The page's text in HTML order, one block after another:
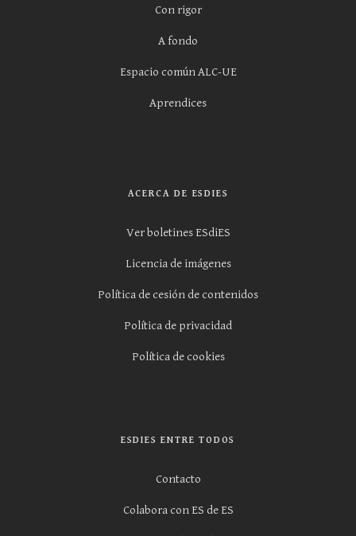
Con rigor
A fondo
Espacio común ALC-UE
Aprendices
ACERCA DE ESDIES
Ver boletines ESdiES
Licencia de imágenes
Política de cesión de contenidos
Política de privacidad
Política de cookies
ESDIES ENTRE TODOS
Contacto
Colabora con ES de ES